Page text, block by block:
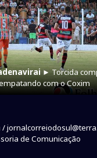
► Torcida
com o Coxim
/
de Comunicação